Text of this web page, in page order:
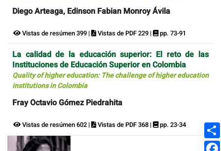
Diego Arteaga, Edinson Fabian Monroy Ávila
Vistas de resúmen 399 | Vistas de PDF 229 | pp. 73-91
La calidad de la educación superior: El reto de las
Instituciones de Educación Superior en Colombia
Quality of higher education: The challenge of higher education
institutions in Colombia
Fray Octavio Gómez Piedrahita
Vistas de resúmen 602 | Vistas de PDF 368 | pp. 23-34